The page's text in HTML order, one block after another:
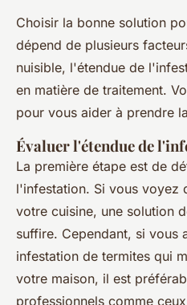
Choisir la bonne solution
dépend de plusieurs
nuisible, l'étendue de
en matière de traitement.
pour vous aider à prendre
Évaluer l'étendue de
La première étape est de
l'infestation. Si vous voyez
votre cuisine, une solution
suffire. Cependant, si vous
infestation de termites qui
votre maison, il est
professionnels comme